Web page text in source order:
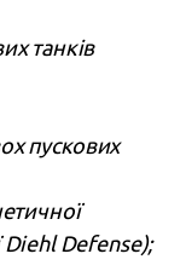
танків
пускових
Defense);